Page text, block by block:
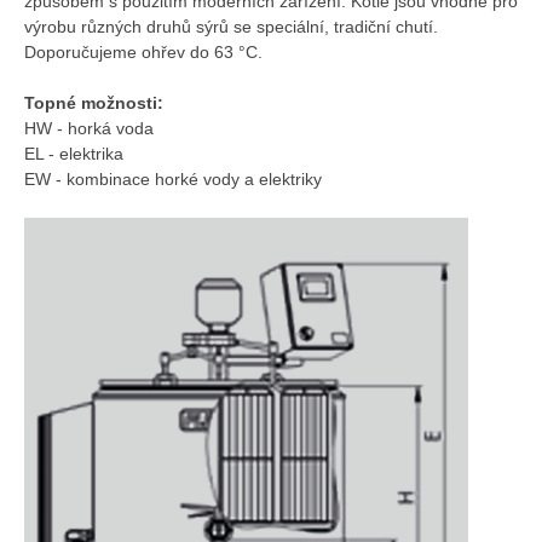
výrobu různých druhů sýrů se speciální, tradiční chutí.
Doporučujeme ohřev do 63 °C.
Topné možnosti:
HW - horká voda
EL - elektrika
EW - kombinace horké vody a elektriky